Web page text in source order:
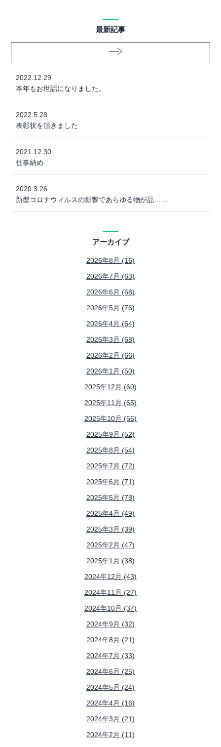
最新記事
2022.12.29
本年もお世話になりました。
2022.5.28
表彰状を頂きました
2021.12.30
仕事納め
2020.3.26
新型コロナウィルスの影響であらゆる物が品……
アーカイブ
2026年8月 (16)
2026年7月 (63)
2026年6月 (68)
2026年5月 (76)
2026年4月 (64)
2026年3月 (68)
2026年2月 (66)
2026年1月 (50)
2025年12月 (60)
2025年11月 (65)
2025年10月 (56)
2025年9月 (52)
2025年8月 (54)
2025年7月 (72)
2025年6月 (71)
2025年5月 (78)
2025年4月 (49)
2025年3月 (39)
2025年2月 (47)
2025年1月 (38)
2024年12月 (43)
2024年11月 (27)
2024年10月 (37)
2024年9月 (32)
2024年8月 (21)
2024年7月 (33)
2024年6月 (25)
2024年5月 (24)
2024年4月 (16)
2024年3月 (21)
2024年2月 (11)